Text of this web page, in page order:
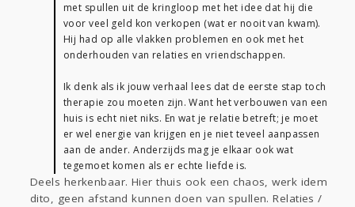
met spullen uit de kringloop met het idee dat hij die
voor veel geld kon verkopen (wat er nooit van kwam).
Hij had op alle vlakken problemen en ook met het
onderhouden van relaties en vriendschappen.
Ik denk als ik jouw verhaal lees dat de eerste stap toch
therapie zou moeten zijn. Want het verbouwen van een
huis is echt niet niks. En wat je relatie betreft; je moet
er wel energie van krijgen en je niet teveel aanpassen
aan de ander. Anderzijds mag je elkaar ook wat
tegemoet komen als er echte liefde is.
Deels herkenbaar. Hier thuis ook een chaos, werk idem
dito, geen afstand kunnen doen van spullen. Relaties /